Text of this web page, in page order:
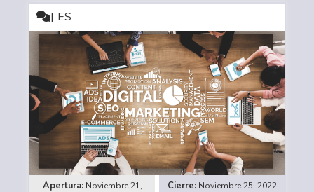
ES
Noviembre 21,
Noviembre 25, 2022